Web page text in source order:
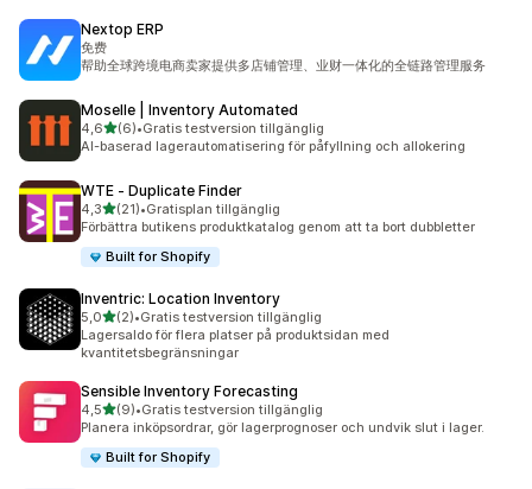
Nextop ERP
免费
帮助全球跨境电商卖家提供多店铺管理、业财一体化的全链路管理服务
Moselle | Inventory Automated
4,6av 5 stjärnor
(6)
6 recensioner totalt
•Gratis testversion tillgänglig
AI-baserad lagerautomatisering för påfyllning och allokering
WTE ‑ Duplicate Finder
4,3av 5 stjärnor
(21)
21 recensioner totalt
•Gratisplan tillgänglig
Förbättra butikens produktkatalog genom att ta bort dubbletter
Built for Shopify
Inventric: Location Inventory
5,0av 5 stjärnor
(2)
2 recensioner totalt
•Gratis testversion tillgänglig
Lagersaldo för flera platser på produktsidan med
kvantitetsbegränsningar
Sensible Inventory Forecasting
4,5av 5 stjärnor
(9)
9 recensioner totalt
•Gratis testversion tillgänglig
Planera inköpsordrar, gör lagerprognoser och undvik slut i lager.
Built for Shopify